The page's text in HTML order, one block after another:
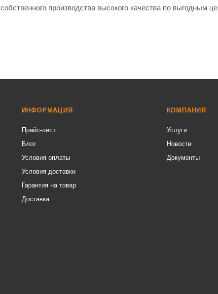
собственного производства высокого качества по выгодным
ИНФОРМАЦИЯ
Прайс-лист
Блог
Условия оплаты
Условия доставки
Гарантия на товар
Доставка
КОМПАНИЯ
Услуги
Новости
Документы